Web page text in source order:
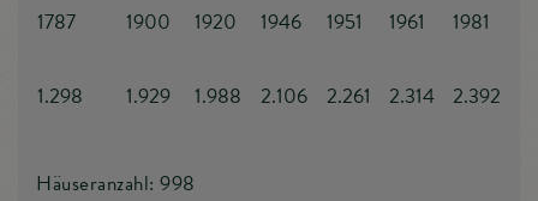
1787
1900 1920 1946 1951 1961 1981
1.298 1.929 1.988 2.106 2.261 2.314 2.392
Häuseranzahl: 998